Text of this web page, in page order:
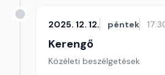
2025. 12. 12. péntek
Kerengő
Közéleti beszélgetések